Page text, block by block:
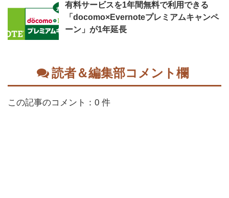
有料サービスを1年間無料で利用できる
「docomo×Evernoteプレミアムキャンペ
ーン」が1年延長
読者＆編集部コメント欄
この記事のコメント：0 件